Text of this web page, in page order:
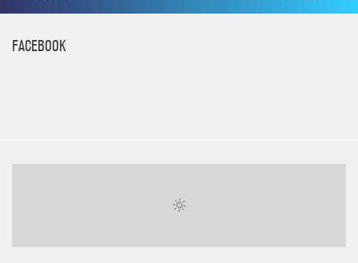
FACEBOOK